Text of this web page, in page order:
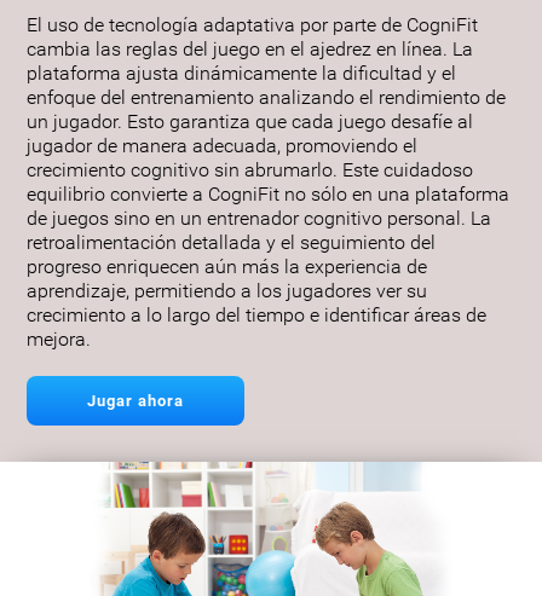
El uso de tecnología adaptativa por parte de CogniFit
cambia las reglas del juego en el ajedrez en línea. La
plataforma ajusta dinámicamente la dificultad y el
enfoque del entrenamiento analizando el rendimiento de
un jugador. Esto garantiza que cada juego desafíe al
jugador de manera adecuada, promoviendo el
crecimiento cognitivo sin abrumarlo. Este cuidadoso
equilibrio convierte a CogniFit no sólo en una plataforma
de juegos sino en un entrenador cognitivo personal. La
retroalimentación detallada y el seguimiento del
progreso enriquecen aún más la experiencia de
aprendizaje, permitiendo a los jugadores ver su
crecimiento a lo largo del tiempo e identificar áreas de
mejora.
Jugar ahora